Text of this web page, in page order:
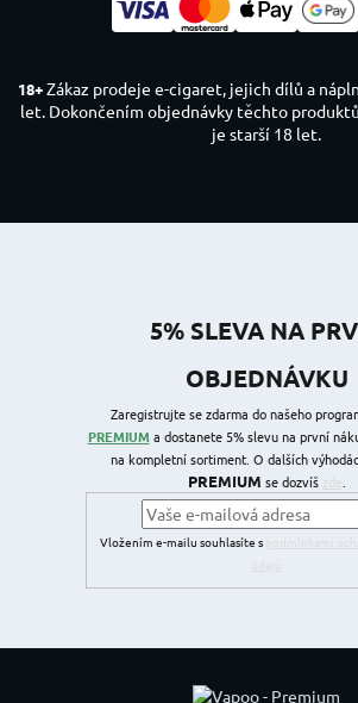
18+Zákaz prodeje e-cigaret, jejich dílů a
let. Dokončením objednávky těchto
je starší 18 let.
5% SLEVA NA
OBJEDNÁVKU
Zaregistrujte se zdarma do našeho
PREMIUM a dostanete 5% slevu na první
na kompletní sortiment. O dalších
PREMIUM se dozvíš
Vložením e-mailu souhlasíte s
podmínkami